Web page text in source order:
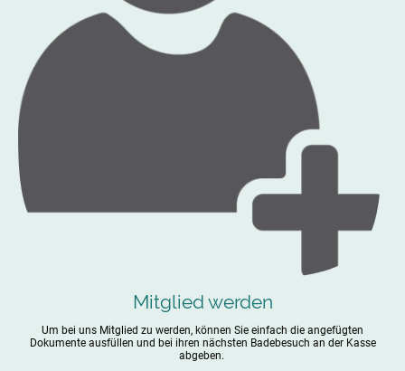
Mitglied werden
Um bei uns Mitglied zu werden, können Sie einfach die angefügten
Dokumente ausfüllen und bei ihren nächsten Badebesuch an der Kasse
abgeben.